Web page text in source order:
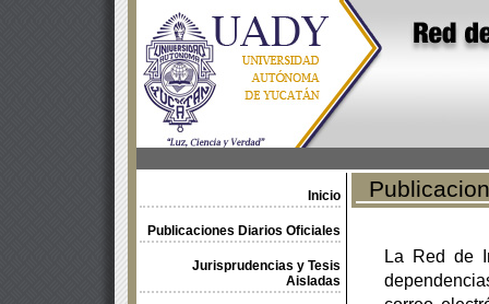
Inicio
Publicaciones Diarios Oficiales
Jurisprudencias y Tesis
Aisladas
La Red de